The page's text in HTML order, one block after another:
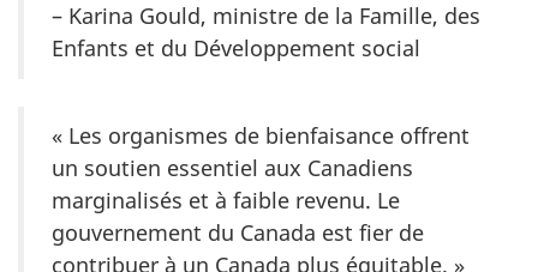
– Karina Gould, ministre de la Famille, des
Enfants et du Développement social
« Les organismes de bienfaisance offrent
un soutien essentiel aux Canadiens
marginalisés et à faible revenu. Le
gouvernement du Canada est fier de
contribuer à un Canada plus équitable. »